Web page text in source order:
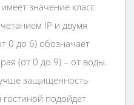
значение класс
IP и двумя
0 до 6) обозначает
(от 0 до 9) – от воды.
защищенность
подойдет